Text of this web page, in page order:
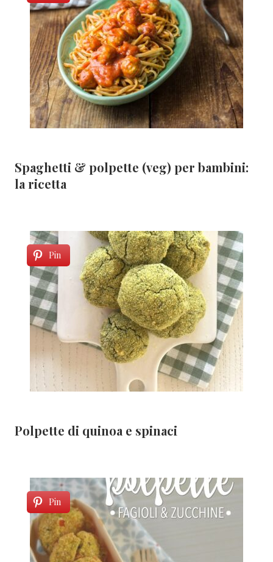
Spaghetti & polpette (veg) per bambini:
la ricetta
Pin
Polpette di quinoa e spinaci
Pin